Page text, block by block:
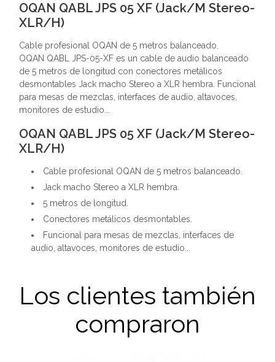
OQAN QABL JPS 05 XF (Jack/M Stereo-
XLR/H)
Cable profesional OQAN de 5 metros balanceado.
OQAN QABL JPS-05-XF es un cable de audio balanceado
de 5 metros de longitud con conectores metálicos
desmontables Jack macho Stereo a XLR hembra. Funcional
para mesas de mezclas, interfaces de audio, altavoces,
monitores de estudio...
OQAN QABL JPS 05 XF (Jack/M Stereo-
XLR/H)
Cable profesional OQAN de 5 metros balanceado.
Jack macho Stereo a XLR hembra.
5 metros de longitud.
Conectores metálicos desmontables.
Funcional para mesas de mezclas, interfaces de
audio, altavoces, monitores de estudio...
Los clientes también
compraron